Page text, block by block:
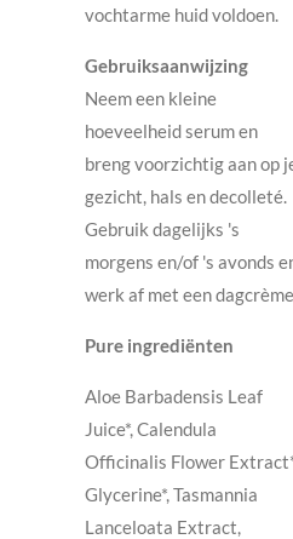
vochtarme huid voldoen.
Gebruiksaanwijzing
Neem een kleine
hoeveelheid serum en
breng voorzichtig aan op
gezicht, hals en decolleté.
Gebruik dagelijks 's
morgens en/of 's avonds
werk af met een
Pure ingrediënten
Aloe Barbadensis Leaf
Juice*, Calendula
Officinalis Flower
Glycerine*, Tasmannia
Lanceloata Extract,